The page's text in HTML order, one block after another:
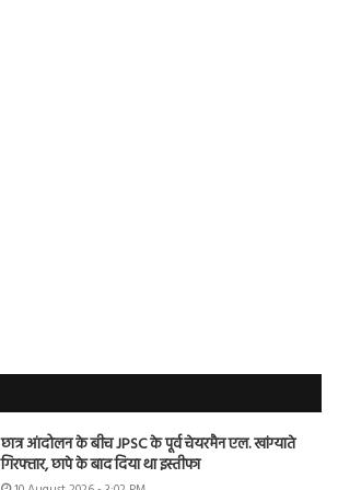
छात्र आंदोलन के बीच JPSC के पूर्व चेयरमैन एल. खांग्याते
गिरफ्तार, छापे के बाद दिया था इस्तीफा